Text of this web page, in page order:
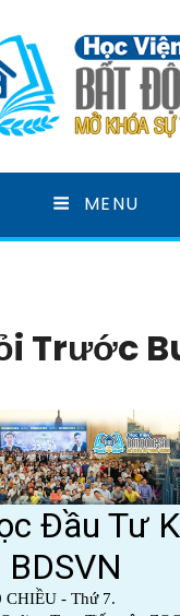
BẤT
MENU
Trước